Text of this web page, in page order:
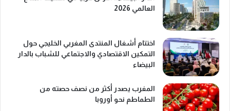
العالمي 2026
اختتام أشغال المنتدى المغربي الخليجي حول
التمكين الاقتصادي والاجتماعي للشباب بالدار
البيضاء
المغرب يصدر أكثر من نصف حصته من
الطماطم نحو أوروبا